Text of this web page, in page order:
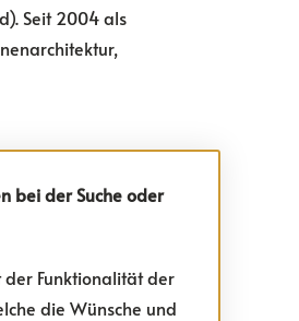
Seit 2004 als
bei der Suche oder
der Funktionalität der
die Wünsche und